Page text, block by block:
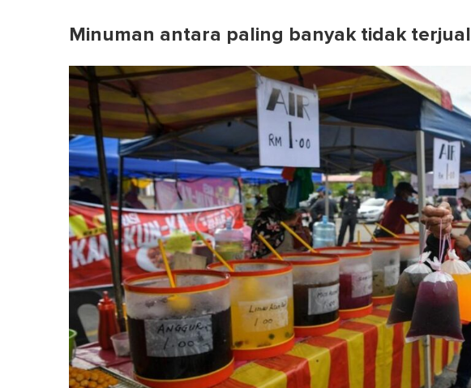
Minuman antara paling banyak tidak terjual